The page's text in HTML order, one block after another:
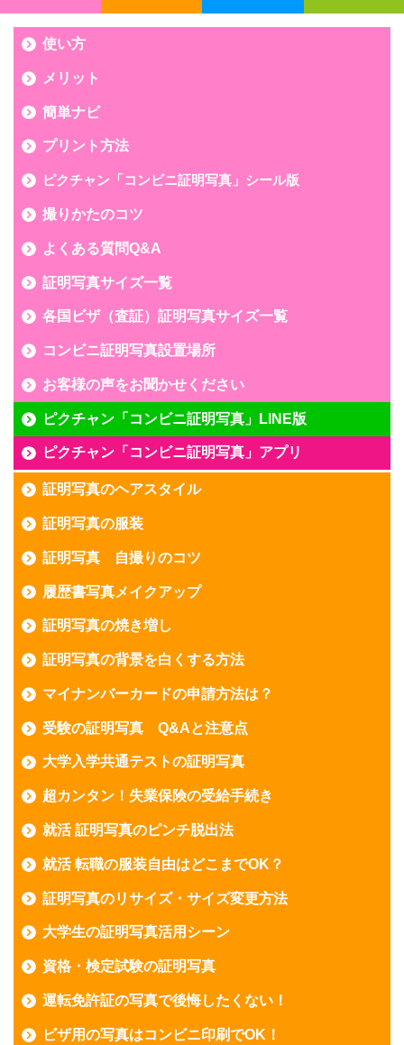
使い方
メリット
簡単ナビ
プリント方法
ピクチャン「コンビニ証明写真」シール版
撮りかたのコツ
よくある質問Q&A
証明写真サイズ一覧
各国ビザ（査証）証明写真サイズ一覧
コンビニ証明写真設置場所
お客様の声をお聞かせください
ピクチャン「コンビニ証明写真」LINE版
ピクチャン「コンビニ証明写真」アプリ
証明写真のヘアスタイル
証明写真の服装
証明写真 自撮りのコツ
履歴書写真メイクアップ
証明写真の焼き増し
証明写真の背景を白くする方法
マイナンバーカードの申請方法は？
受験の証明写真 Q&Aと注意点
大学入学共通テストの証明写真
超カンタン！失業保険の受給手続き
就活 証明写真のピンチ脱出法
就活 転職の服装自由はどこまでOK？
証明写真のリサイズ・サイズ変更方法
大学生の証明写真活用シーン
資格・検定試験の証明写真
運転免許証の写真で後悔したくない！
ビザ用の写真はコンビニ印刷でOK！